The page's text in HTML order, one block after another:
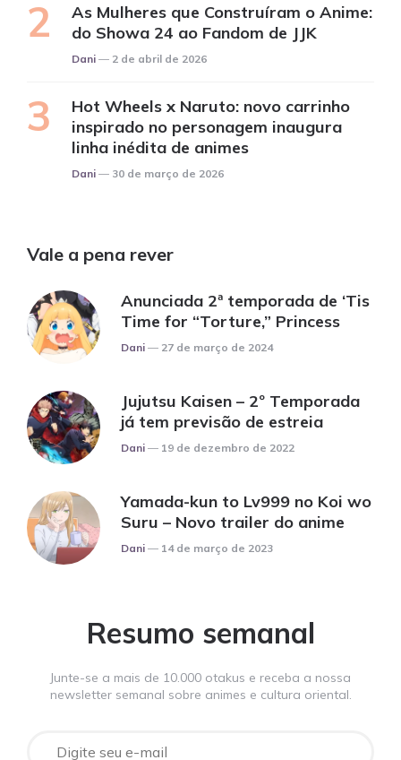
As Mulheres que Construíram o Anime:
do Showa 24 ao Fandom de JJK
Posted
Dani 2 de abril de 2026
Hot Wheels x Naruto: novo carrinho
inspirado no personagem inaugura
linha inédita de animes
Posted
Dani 30 de março de 2026
Vale a pena rever
Anunciada 2ª temporada de ‘Tis
Time for “Torture,” Princess
Posted
Dani 27 de março de 2024
Jujutsu Kaisen – 2º Temporada
já tem previsão de estreia
Posted
Dani 19 de dezembro de 2022
Yamada-kun to Lv999 no Koi wo
Suru – Novo trailer do anime
Posted
Dani 14 de março de 2023
Resumo semanal
Junte-se a mais de 10.000 otakus e receba a nossa
newsletter semanal sobre animes e cultura oriental.